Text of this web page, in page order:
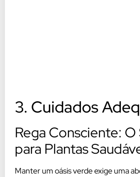
3. Cuidados
Rega Consciente:
para Plantas
Manter um oásis verde exige uma